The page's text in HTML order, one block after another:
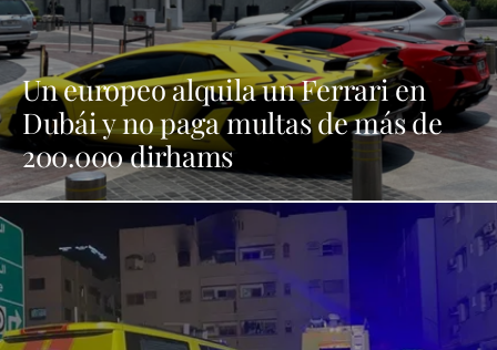
Un europeo alquila un Ferrari en
Dubái y no paga multas de más de
200.000 dirhams